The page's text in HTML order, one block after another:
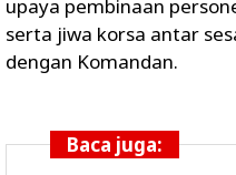
upaya pembinaan
serta jiwa korsa antar
dengan Komandan.
Baca juga: